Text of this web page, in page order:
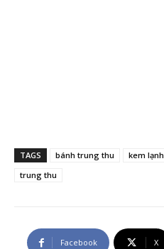
TAGS bánh trung thu kem lạnh
trung thu
Facebook X